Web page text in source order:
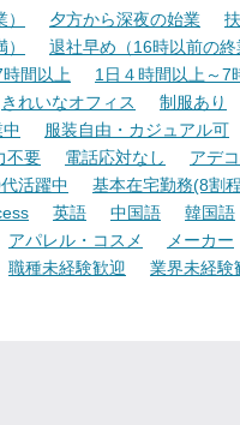
夕方から深夜の始業
退社早め（16時以前の終
時間以上 1日４時間以上～7
きれいなオフィス 制服あり
服装自由・カジュアル可
不要 電話応対なし
アデ
活躍中 基本在宅勤務(8割
英語 中国語 韓国語
アパレル・コスメ メーカー
職種未経験歓迎 業界未経験